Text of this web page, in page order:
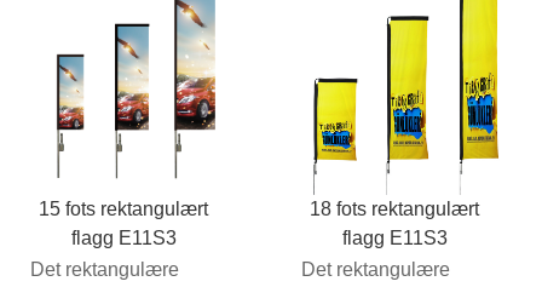
15 fots rektangulært
flagg E11S3
Det rektangulære
18 fots rektangulært
flagg E11S3
Det rektangulære